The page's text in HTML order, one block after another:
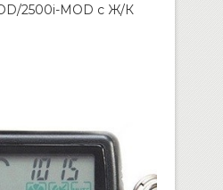
2500i-MOD с Ж/К